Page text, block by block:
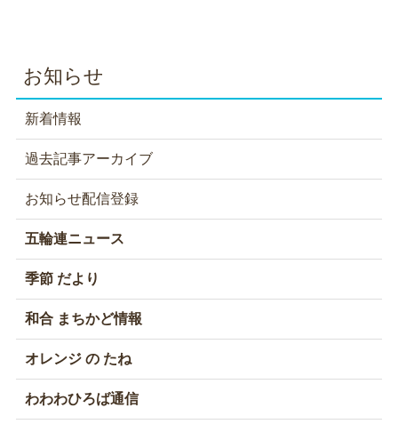
お知らせ
新着情報
過去記事アーカイブ
お知らせ配信登録
五輪連ニュース
季節 だより
和合 まちかど情報
オレンジ の たね
わわわひろば通信